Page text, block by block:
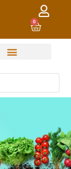
0